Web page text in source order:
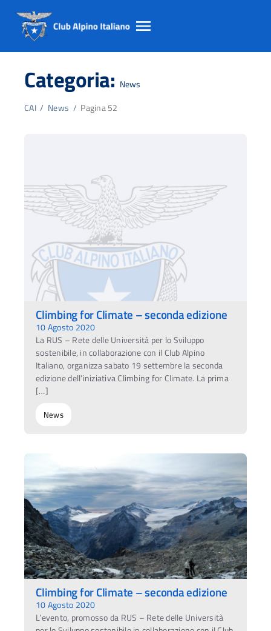
Salta
contento
principale
Salta
Salta
Categoria: News
CAI/ News / Pagina 52
Climbing for Climate – seconda edizione
10 Agosto 2020
La RUS – Rete delle Università per lo Sviluppo
sostenibile, in collaborazione con il Club Alpino
Italiano, organizza sabato 19 settembre la seconda
edizione dell’iniziativa Climbing for Climate. La prima
[…]
News
Climbing for Climate – seconda edizione
10 Agosto 2020
L’evento, promosso da RUS – Rete delle Università